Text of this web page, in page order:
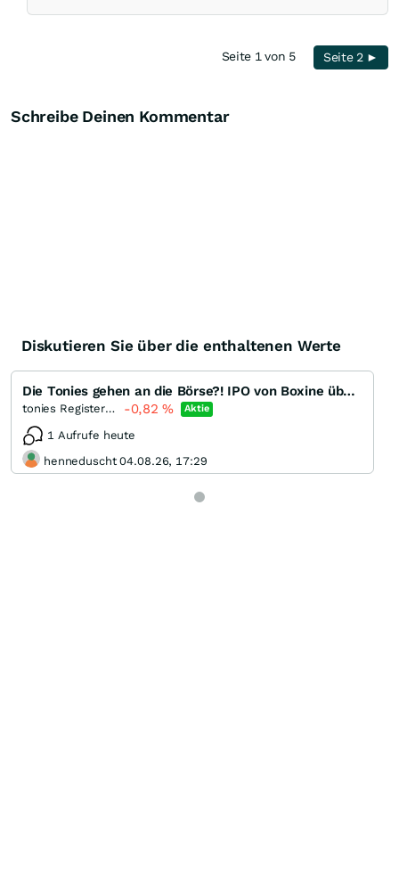
Seite 1 von 5 Seite 2 ►
Schreibe Deinen Kommentar
Diskutieren Sie über die enthaltenen Werte
Die Tonies gehen an die Börse?! IPO von Boxine über den 468 SPAC I
tonies Registered (A) -0,82% Aktie
1 Aufrufe heute
henneduscht 04.08.26, 17:29